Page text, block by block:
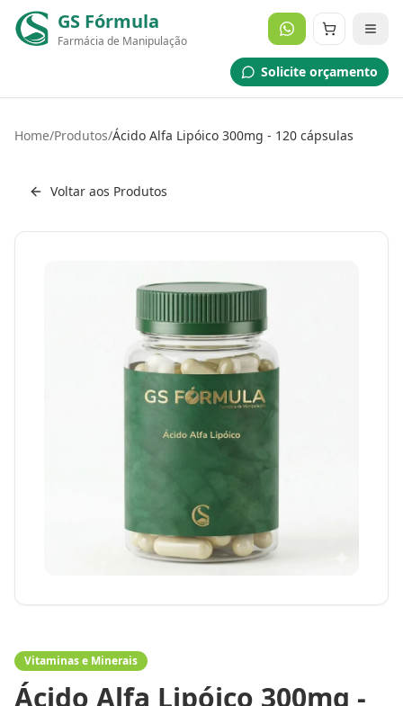
GS Fórmula
Farmácia de Manipulação
Solicite orçamento
Home/Produtos/Ácido Alfa Lipóico 300mg - 120 cápsulas
Voltar aos Produtos
Vitaminas e Minerais
Ácido Alfa Lipóico 300mg -